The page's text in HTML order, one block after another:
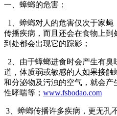
一、蟑螂的危害：
1、蟑螂对人的危害仅次于家
传播疾病，而且还会在食物上到
到处都会出现它的踪影；
2、由于蟑螂进食时会产生有
道，体质弱或敏感的人如果接
和分泌物及污浊的空气，就会
性哮喘等； www.fsbodao.com
3、蟑螂传播许多疾病，更无孔